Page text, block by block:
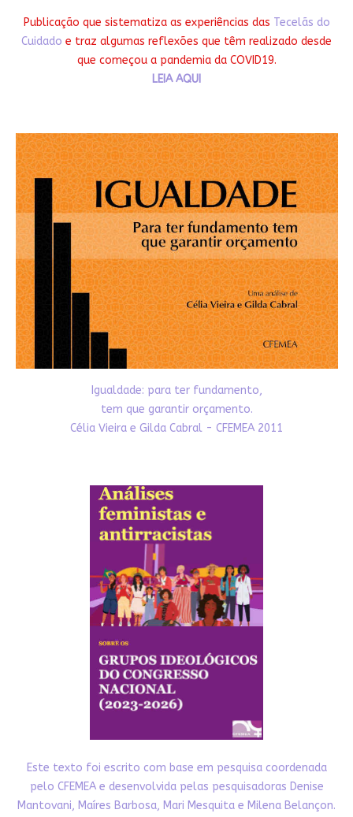
Publicação que sistematiza as experiências das Tecelãs do
Cuidado e traz algumas reflexões que têm realizado desde
que começou a pandemia da COVID19.
LEIA AQUI
Igualdade: para ter fundamento,
tem que garantir orçamento.
Célia Vieira e Gilda Cabral - CFEMEA 2011
Este texto foi escrito com base em pesquisa coordenada
pelo CFEMEA e desenvolvida pelas pesquisadoras Denise
Mantovani, Maíres Barbosa, Mari Mesquita e Milena Belançon.